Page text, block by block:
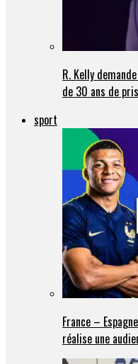
R. Kelly
de 30 ans de
sport
France –
réalise une